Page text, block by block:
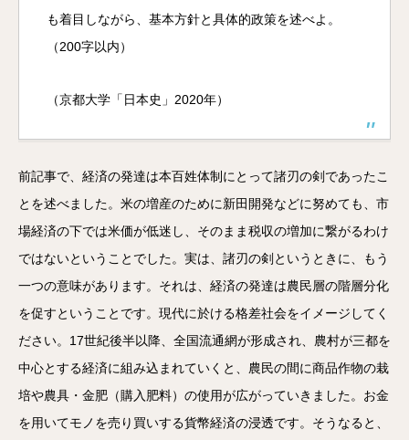
も着目しながら、基本方針と具体的政策を述べよ。
（200字以内）
（京都大学「日本史」2020年）
前記事で、経済の発達は本百姓体制にとって諸刃の剣であったこ
とを述べました。米の増産のために新田開発などに努めても、市
場経済の下では米価が低迷し、そのまま税収の増加に繋がるわけ
ではないということでした。実は、諸刃の剣というときに、もう
一つの意味があります。それは、経済の発達は農民層の階層分化
を促すということです。現代に於ける格差社会をイメージしてく
ださい。17世紀後半以降、全国流通網が形成され、農村が三都を
中心とする経済に組み込まれていくと、農民の間に商品作物の栽
培や農具・金肥（購入肥料）の使用が広がっていきました。お金
を用いてモノを売り買いする貨幣経済の浸透です。そうなると、